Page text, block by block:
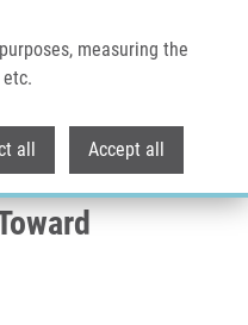
measuring the
all Accept all
Aspartate Transcarbamoylase
of